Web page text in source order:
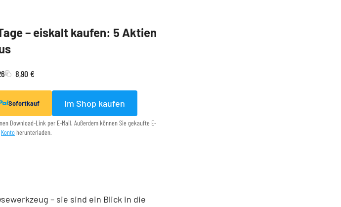
– eiskalt kaufen: 5 Aktien
8,90 €
Sofortkauf Im Shop kaufen
Download-Link per E-Mail. Außerdem können Sie gekaufte E-
Konto herunterladen.
– sie sind ein Blick in die